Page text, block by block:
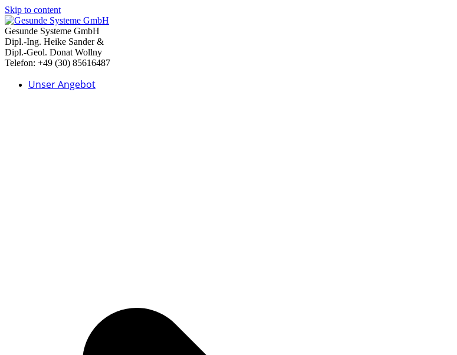
Skip to content
Gesunde Systeme GmbH
Dipl.-Ing. Heike Sander &
Dipl.-Geol. Donat Wollny
Telefon: +49 (30) 85616487
Unser Angebot